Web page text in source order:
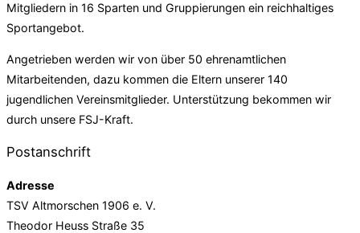
Mitgliedern in 16 Sparten und Gruppierungen ein reichhaltiges
Sportangebot.
Angetrieben werden wir von über 50 ehrenamtlichen
Mitarbeitenden, dazu kommen die Eltern unserer 140
jugendlichen Vereinsmitglieder. Unterstützung bekommen wir
durch unsere FSJ-Kraft.
Postanschrift
Adresse
TSV Altmorschen 1906 e. V.
Theodor Heuss Straße 35